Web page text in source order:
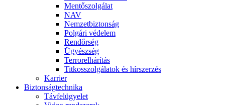
Mentőszolgálat
NAV
Nemzetbiztonság
Polgári védelem
Rendőrség
Ügyészség
Terrorelhárítás
Titkosszolgálatok és hírszerzés
Karrier
Biztonságtechnika
Távfelügyelet